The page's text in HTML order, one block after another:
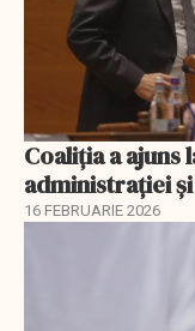
Coaliția a
administrației
16 FEBRUARIE 2026